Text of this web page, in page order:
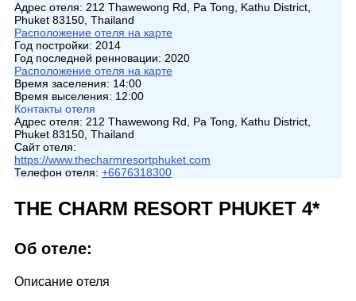
Адрес отеля: 212 Thawewong Rd, Pa Tong, Kathu District,
Phuket 83150, Thailand
Расположение отеля на карте
Год постройки: 2014
Год последней ренновации: 2020
Расположение отеля на карте
Время заселения: 14:00
Время выселения: 12:00
Контакты отеля
Адрес отеля: 212 Thawewong Rd, Pa Tong, Kathu District,
Phuket 83150, Thailand
Сайт отеля:
https://www.thecharmresortphuket.com
Телефон отеля: +6676318300
THE CHARM RESORT PHUKET 4*
Об отеле:
Описание отеля